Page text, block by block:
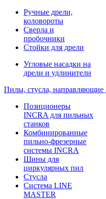
Ручные дрели,
коловороты
Сверла и
пробочники
Стойки для дрели
Угловые насадки на
дрели и удлинители
Пилы, стусла, направляющие
Позиционеры
INCRA для пильных
станков
Комбинированные
пильно-фрезерные
системы INCRA
Шины для
циркулярных пил
Стусла
Система LINE
MASTER